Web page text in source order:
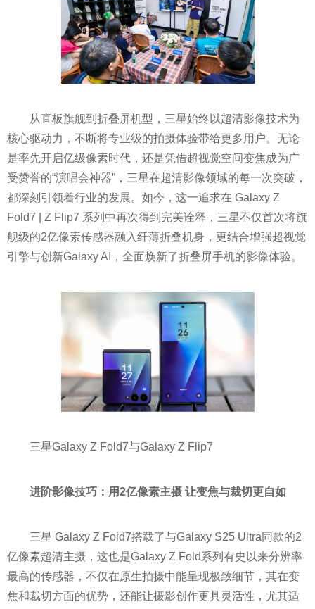
从直板旗舰到折叠屏机型，三星始终以超清影像技术为
核心驱动力，不断将专业级的拍摄体验带给更多用户。无论
是率先开启亿级像素时代，还是凭借超视觉空间变焦成为广
受赞誉的“演唱会神器”，三星在超清影像领域的每一次突破，
都深刻引领着行业的发展。如今，这一追求在 Galaxy Z
Fold7 | Z Flip7 系列中再次得到完美诠释，三星不仅首次将旗
舰级的2亿像素传感器融入纤薄折叠机身，更结合增强超视觉
引擎与创新Galaxy AI，全面焕新了折叠屏手机的影像体验。
三星Galaxy Z Fold7与Galaxy Z Flip7
进阶影像技巧 ： 用2亿像素主摄 让变焦与裁切更自如
三星 Galaxy Z Fold7搭载了与Galaxy S25 Ultra同款的2
亿像素超清主摄，这也是Galaxy Z Fold系列有史以来分辨率
最高的传感器，不仅在原生拍摄中能呈现极致细节，其在变
焦和裁切方面的优势，还能让摄影创作更具灵活性，尤其适